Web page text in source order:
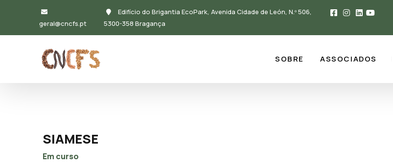
Passar para o conteúdo principal
geral@cncfs.pt
Edifício do Brigantia EcoPark, Avenida Cidade de León, N.º 506,
5300-358 Bragança
SOBRE ASSOCIADOS
SIAMESE
Em curso